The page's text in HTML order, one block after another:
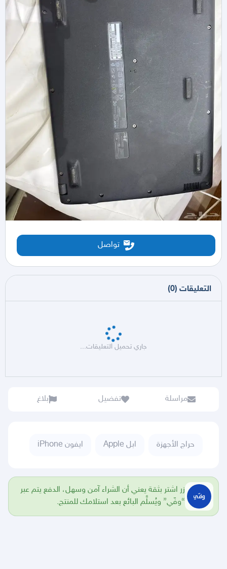
تواصل
التعليقات (
0
)
جاري تحميل التعليقات...
مراسلة تفضيل بلاغ
حراج الأجهزة ابل Apple ايفون iPhone
زر اشتر بثقة يعني أن الشراء آمن وسهل، الدفع يتم عبر
“وفّي” ويُسلَّم البائع بعد استلامك للمنتج.